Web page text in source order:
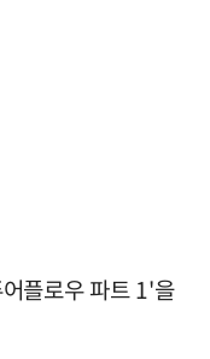
플로우 파트 1'을